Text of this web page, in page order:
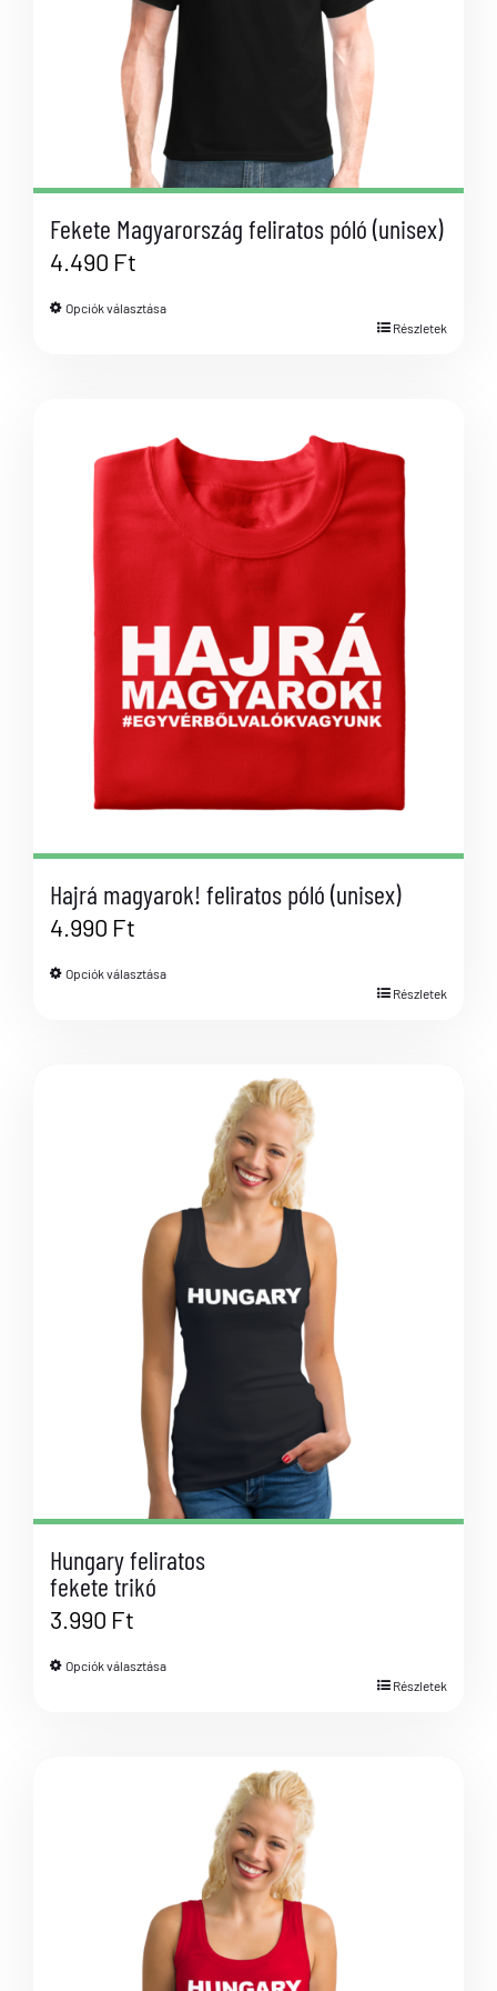
Fekete Magyarország feliratos póló (unisex)
4.490 Ft
Opciók választása
Részletek
Hajrá magyarok! feliratos póló (unisex)
4.990 Ft
Opciók választása
Részletek
Hungary feliratos
fekete trikó
3.990 Ft
Opciók választása
Részletek